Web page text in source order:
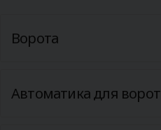
Ворота
Автоматика для ворот